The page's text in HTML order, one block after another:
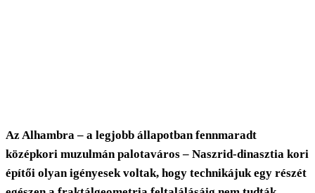
Az Alhambra – a legjobb állapotban fennmaradt
középkori muzulmán palotaváros – Naszrid-dinasztia kori
építői olyan igényesek voltak, hogy technikájuk egy részét